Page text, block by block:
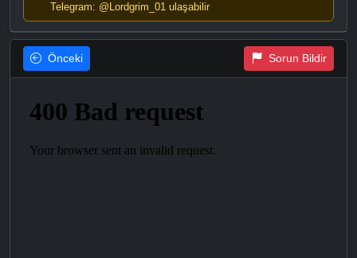
Telegram: @Lordgrim_01 ulaşabilir
Önceki Sorun Bildir